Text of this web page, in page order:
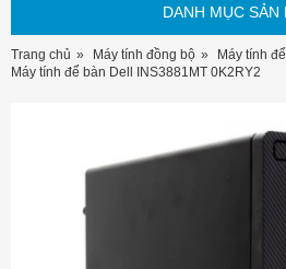
DANH MỤC SẢN
Trang chủ Máy tính đồng bộ Máy tính
Máy tính để bàn Dell INS3881MT 0K2RY2